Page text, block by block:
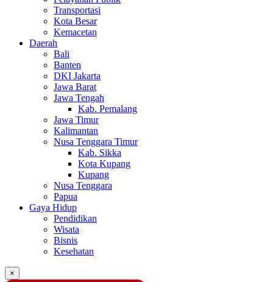
Transportasi
Kota Besar
Kemacetan
Daerah
Bali
Banten
DKI Jakarta
Jawa Barat
Jawa Tengah
Kab. Pemalang
Jawa Timur
Kalimantan
Nusa Tenggara Timur
Kab. Sikka
Kota Kupang
Kupang
Nusa Tenggara
Papua
Gaya Hidup
Pendidikan
Wisata
Bisnis
Kesehatan
×